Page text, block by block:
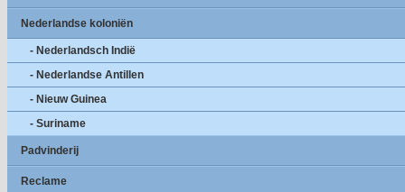
Nederlandse koloniën
- Nederlandsch Indië
- Nederlandse Antillen
- Nieuw Guinea
- Suriname
Padvinderij
Reclame